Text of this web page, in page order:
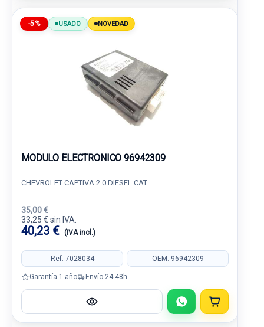
-5% USADO NOVEDAD
MODULO ELECTRONICO 96942309
CHEVROLET CAPTIVA 2.0 DIESEL CAT
35,00 €
33,25 € sin IVA.
40,23 € (IVA incl.)
Ref: 7028034 OEM: 96942309
Garantía 1 año Envío 24-48h